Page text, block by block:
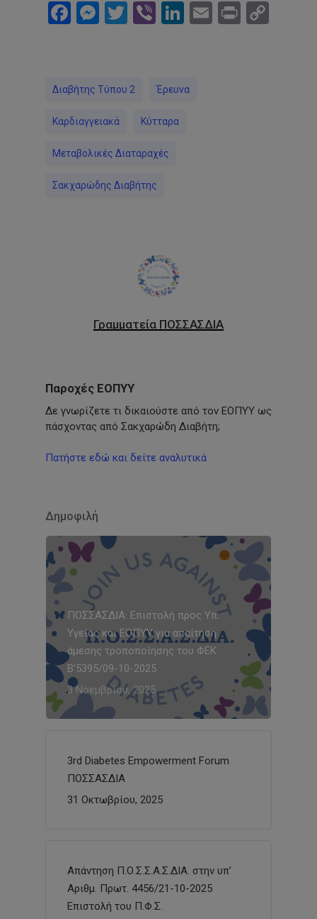
Facebook
Messenger
Twitter
ViberLinkedIn
Email
Print
Διαβήτης Τύπου 2 Έρευνα
Καρδιαγγειακά Κύτταρα
Μεταβολικές Διαταραχές
Σακχαρώδης Διαβήτης
Γραμματεία ΠΟΣΣΑΣΔΙΑ
Παροχές ΕΟΠΥΥ
Δε γνωρίζετε τι δικαιούστε από τον ΕΟΠΥΥ ως
πάσχοντας από Σακχαρώδη Διαβήτη;
Πατήστε εδώ και δείτε αναλυτικά
Δημοφιλή
ΠΟΣΣΑΣΔΙΑ: Επιστολή προς Υπ.
Υγείας και ΕΟΠΥΥ για απαίτηση
άμεσης τροποποίησης του ΦΕΚ
Β’5395/09-10-2025
3 Νοεμβρίου, 2025
3rd Diabetes Empowerment Forum
ΠΟΣΣΑΣΔΙΑ
31 Οκτωβρίου, 2025
Απάντηση Π.Ο.Σ.Σ.Α.Σ.ΔΙΑ. στην υπ’
Αριθμ. Πρωτ. 4456/21-10-2025
Επιστολή του Π.Φ.Σ.